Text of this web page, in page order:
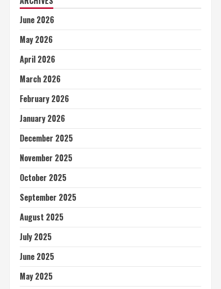
June 2026
May 2026
April 2026
March 2026
February 2026
January 2026
December 2025
November 2025
October 2025
September 2025
August 2025
July 2025
June 2025
May 2025